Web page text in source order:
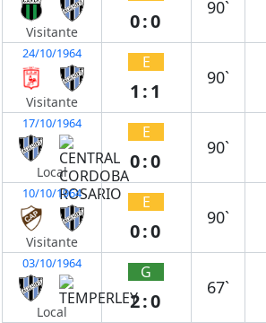
Visitante 0:0
90`
24/10/1964
Visitante
E
1:1
90`
17/10/1964
Local
E
0:0
90`
10/10/1964
Visitante
E
0:0
90`
03/10/1964
Local
G
2:0
67`